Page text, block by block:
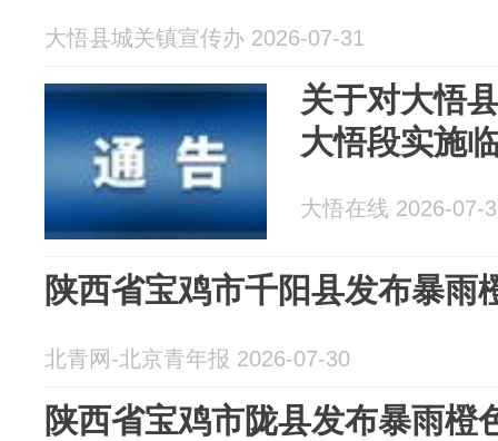
大悟县城关镇宣传办 2026-07-31
关于对大悟
大悟段实施
大悟在线 2026-07-
陕西省宝鸡市千阳县发布暴雨
北青网-北京青年报 2026-07-30
陕西省宝鸡市陇县发布暴雨橙